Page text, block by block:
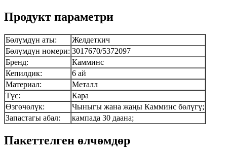
Продукт параметри
Бөлүмдүн аты:
Желдеткич
Бөлүмдүн номери: 3017670/5372097
Бренд:
Камминс
Кепилдик:
6 ай
Материал:
Металл
Түс:
Кара
Өзгөчөлүк:
Чыныгы жана жаңы Камминс бөлүгү;
Запастагы абал:
кампада 30 даана;
Пакеттелген өлчөмдөр